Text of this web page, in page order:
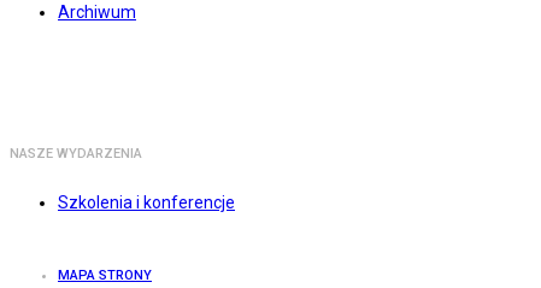
Archiwum
NASZE WYDARZENIA
Szkolenia i konferencje
MAPA STRONY